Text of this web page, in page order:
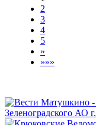
2
3
4
5
»
»»»